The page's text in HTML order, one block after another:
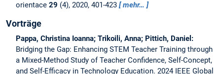
orientace 29 (4), 2020, 401-423 mehr…
Vorträge
Pappa, Christina Ioanna; Trikoili, Anna; Pittich, Daniel:
Bridging the Gap: Enhancing STEM Teacher Training through
a Mixed-Method Study of Teacher Confidence, Self-Concept,
and Self-Efficacy in Technology Education. 2024 IEEE Global